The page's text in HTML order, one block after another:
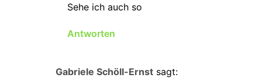
Sehe ich auch so
Antworten
Gabriele Schöll-Ernst sagt: